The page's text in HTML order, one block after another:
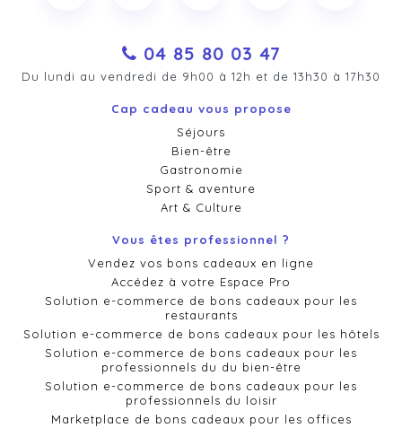
04 85 80 03 47
Du lundi au vendredi de 9h00 à 12h et de 13h30 à 17h30
Cap cadeau vous propose
Séjours
Bien-être
Gastronomie
Sport & aventure
Art & Culture
Vous êtes professionnel ?
Vendez vos bons cadeaux en ligne
Accédez à votre Espace Pro
Solution e-commerce de bons cadeaux pour les
restaurants
Solution e-commerce de bons cadeaux pour les hôtels
Solution e-commerce de bons cadeaux pour les
professionnels du du bien-être
Solution e-commerce de bons cadeaux pour les
professionnels du loisir
Marketplace de bons cadeaux pour les offices